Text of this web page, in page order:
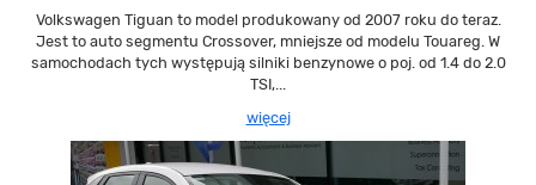
Volkswagen Tiguan to model produkowany od 2007 roku do teraz.
Jest to auto segmentu Crossover, mniejsze od modelu Touareg. W
samochodach tych występują silniki benzynowe o poj. od 1.4 do 2.0
TSI,...
więcej